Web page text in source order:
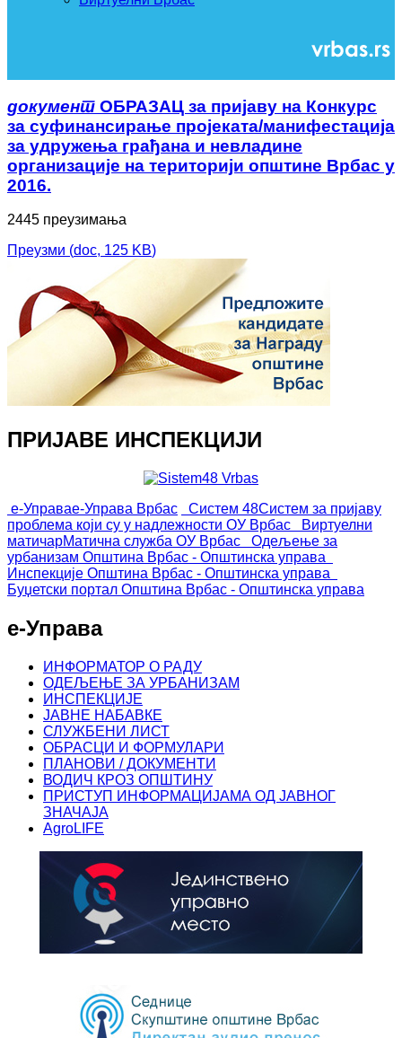
документ ОБРАЗАЦ за пријаву на Конкурс
за суфинансирање пројеката/манифестација
за удружења грађана и невладине
организације на територији општине Врбас у
2016.
2445 преузимања
Преузми (doc, 125 KB)
ПРИЈАВЕ ИНСПЕКЦИЈИ
е-Управае-Управа Врбас Систем 48Систем за пријаву
проблема који су у надлежности ОУ Врбас
Виртуелни
матичарМатична служба ОУ Врбас
Одељење за
урбанизам Општина Врбас - Општинска управа
Инспекције Општина Врбас - Општинска управа
Буџетски портал Општина Врбас - Општинска управа
е-Управа
ИНФОРМАТОР О РАДУ
ОДЕЉЕЊЕ ЗА УРБАНИЗАМ
ИНСПЕКЦИЈЕ
ЈАВНЕ НАБАВКЕ
СЛУЖБЕНИ ЛИСТ
ОБРАСЦИ И ФОРМУЛАРИ
ПЛАНОВИ / ДОКУМЕНТИ
ВОДИЧ КРОЗ ОПШТИНУ
ПРИСТУП ИНФОРМАЦИЈАМА ОД ЈАВНОГ
ЗНАЧАЈА
AgroLIFE